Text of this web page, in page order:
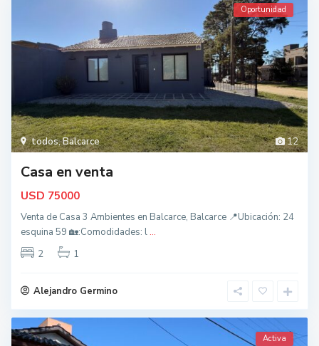
12
todos,Balcarce
Oportunidad
Casa en venta
USD 75000
Venta de Casa 3 Ambientes en Balcarce, Balcarce 📍Ubicación: 24
esquina 59 🏡:Comodidades: l ...
2
1
Alejandro Germino
Activa